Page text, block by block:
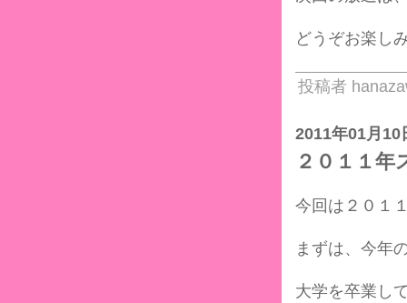
どうぞお楽し
投稿者
2011年01月10
２０１１年
今回は２０１
まずは、今年
大学を卒業し